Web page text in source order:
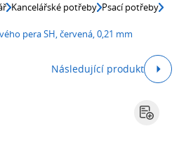
Kancelářské potřeby Psací potřeby
pera SH, červená, 0,21 mm
Následující produkt